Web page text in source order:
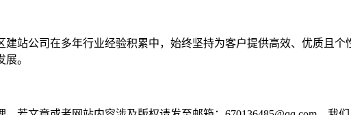
站公司在多年行业经验积累中，始终坚持为客户提供高效、优质且
。